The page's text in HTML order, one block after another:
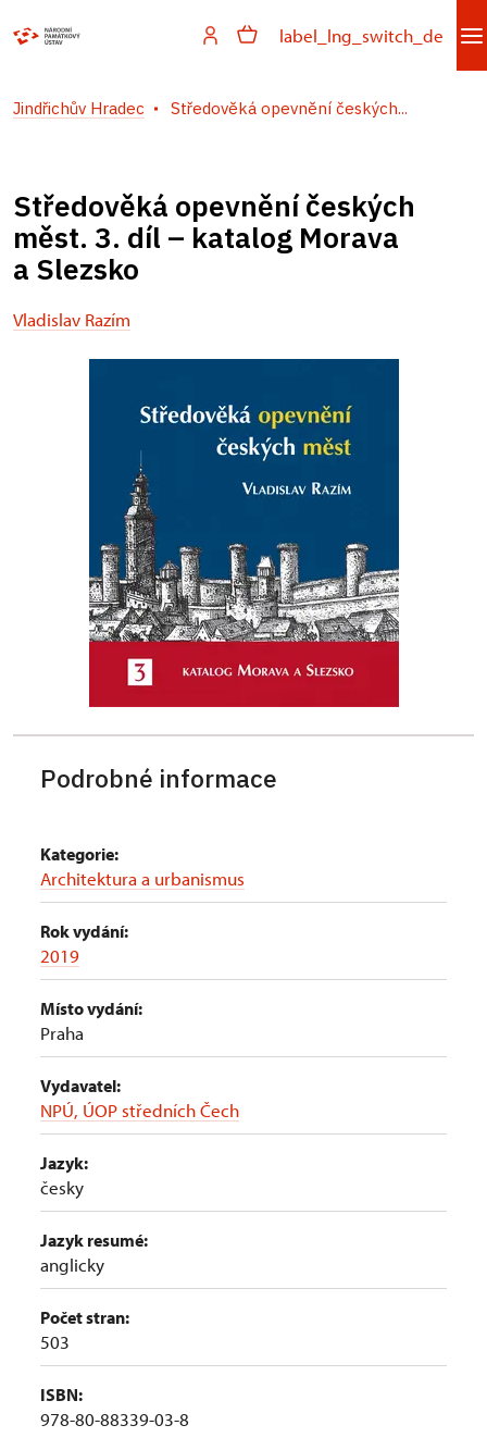
label_lng_switch_de
Jindřichův Hradec Středověká opevnění českých...
Středověká opevnění českých
měst. 3. díl – katalog Morava
a Slezsko
Vladislav Razím
Podrobné informace
Kategorie:
Architektura a urbanismus
Rok vydání:
2019
Místo vydání:
Praha
Vydavatel:
NPÚ, ÚOP středních Čech
Jazyk:
česky
Jazyk resumé:
anglicky
Počet stran:
503
ISBN:
978-80-88339-03-8